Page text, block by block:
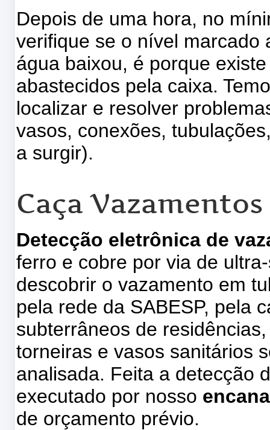
Depois de uma hora, no
verifique se o nível marcado
água baixou, é porque
abastecidos pela caixa.
localizar e resolver
vasos, conexões,
a surgir).
Caça
Detecção eletrônica de
ferro e cobre por via de
descobrir o vazamento em
pela rede da SABESP, pela
subterrâneos de
torneiras e vasos sanitários
analisada. Feita a detecção
executado por nosso
de orçamento prévio.